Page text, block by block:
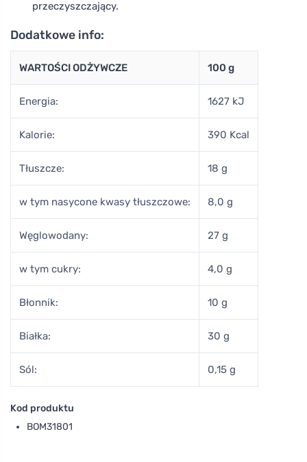
przeczyszczający.
Dodatkowe info:
WARTOŚCI ODŻYWCZE 100 g
Energia: 1627 kJ
Kalorie: 390 Kcal
Tłuszcze: 18 g
w tym nasycone kwasy tłuszczowe: 8,0 g
Węglowodany: 27 g
w tym cukry: 4,0 g
Błonnik: 10 g
Białka: 30 g
Sól: 0,15 g
Kod produktu
BOM31801